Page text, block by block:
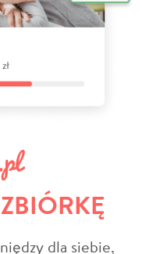
dla siebie,